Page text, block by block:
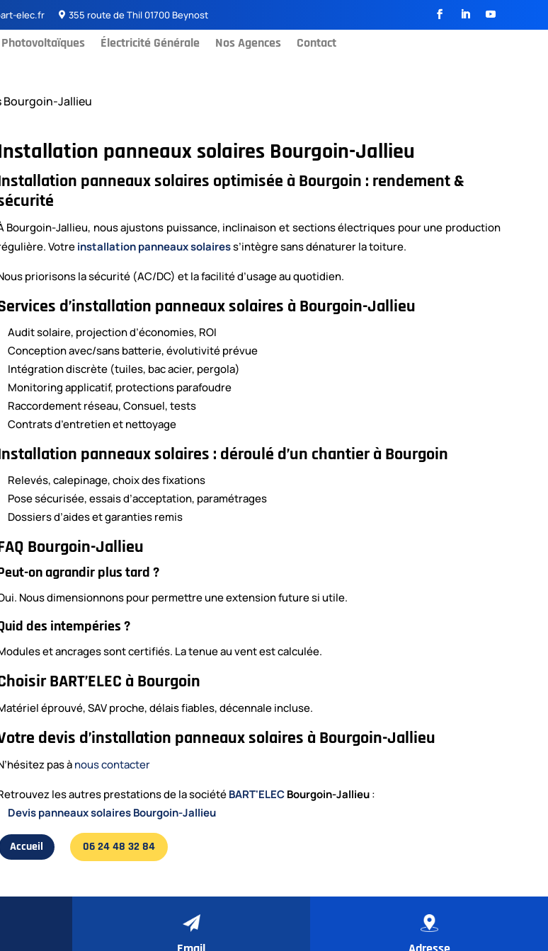
elec.fr  355 route de Thil 01700 Beynost
Photovoltaïques Électricité Générale Nos Agences Contact
Bourgoin-Jallieu
panneaux solaires Bourgoin-Jallieu
panneaux solaires optimisée à Bourgoin : rendement &
Bourgoin-Jallieu, nous ajustons puissance, inclinaison et sections électriques pour une production
Votreinstallation panneaux solairess’intègre sans dénaturer la toiture.
priorisons la sécurité (AC/DC) et la facilité d’usage au quotidien.
d’installation panneaux solaires à Bourgoin-Jallieu
Audit solaire, projection d’économies, ROI
Conception avec/sans batterie, évolutivité prévue
Intégration discrète (tuiles, bac acier, pergola)
Monitoring applicatif, protections parafoudre
Raccordement réseau, Consuel, tests
Contrats d’entretien et nettoyage
panneaux solaires : déroulé d’un chantier à Bourgoin
Relevés, calepinage, choix des fixations
Pose sécurisée, essais d’acceptation, paramétrages
Dossiers d’aides et garanties remis
Bourgoin-Jallieu
on agrandir plus tard ?
Nous dimensionnons pour permettre une extension future si utile.
des intempéries ?
et ancrages sont certifiés. La tenue au vent est calculée.
BART’ELEC à Bourgoin
éprouvé, SAV proche, délais fiables, décennale incluse.
devis d’installation panneaux solaires à Bourgoin-Jallieu
pas ànous contacter
les autres prestations de la sociétéBART'ELECBourgoin-Jallieu:
Devis panneaux solaires Bourgoin-Jallieu
Accueil 06 24 48 32 84